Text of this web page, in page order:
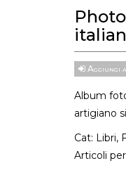
Aggiungi
Album
artigiano
Cat: Libri,
Articoli